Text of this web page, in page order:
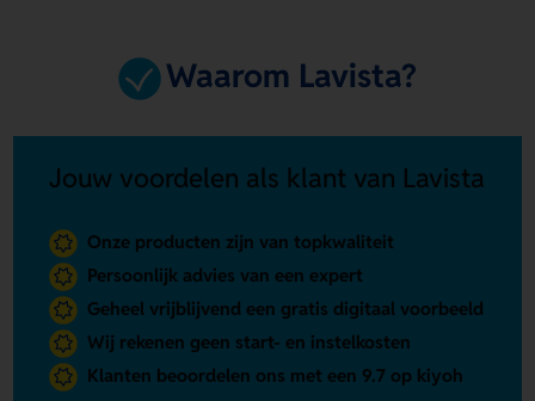
Waarom Lavista?
Jouw voordelen als klant van Lavista
Onze producten zijn van topkwaliteit
Persoonlijk advies van een expert
Geheel vrijblijvend een gratis digitaal voorbeeld
Wij rekenen geen start- en instelkosten
Klanten beoordelen ons met een 9.7 op kiyoh